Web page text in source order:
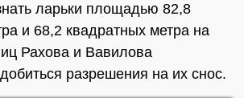
ларьки площадью 82,8
и 68,2 квадратных метра на
Рахова и Вавилова
разрешения на их снос.